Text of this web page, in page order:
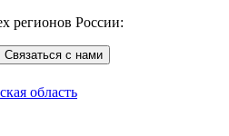
регионов России:
Связаться с нами
область